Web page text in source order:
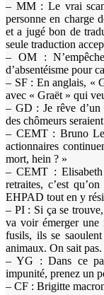
– MM : Le vrai
personne en charge
et a jugé bon de
seule traduction
– OM :
d’absentéisme pour
– SF : En anglais, «
avec « Graët » qui
– GD : Je rêve d’un
des chômeurs
– CEMT : Bruno
actionnaires
mort, hein ? »
– CEMT :
retraites, c’est
EHPAD tout en y
– PI : Si ça se
va voir émerger une
fusils, ils se
animaux. On sait pas.
– YG : Dans ce
impunité, prenez un
– CF : Brigitte